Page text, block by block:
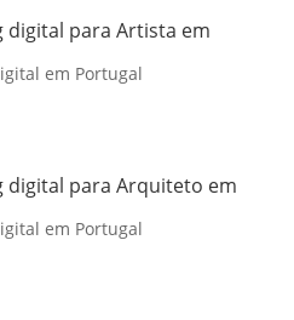
digital para Artista em
em Portugal
digital para Arquiteto em
em Portugal